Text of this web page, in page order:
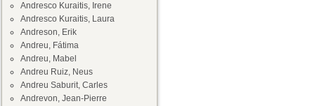
Andresco Kuraitis, Irene
Andresco Kuraitis, Laura
Andreson, Erik
Andreu, Fátima
Andreu, Mabel
Andreu Ruiz, Neus
Andreu Saburit, Carles
Andrevon, Jean-Pierre